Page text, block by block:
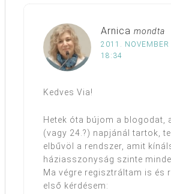
Arnica mondta
2011. NOVEMBER
18:34
Kedves Via!
Hetek óta bújom a blogodat,
(vagy 24.?) napjánál tartok,
elbűvöl a rendszer, amit
háziasszonyság szinte
Ma végre regisztráltam is és
első kérdésem: